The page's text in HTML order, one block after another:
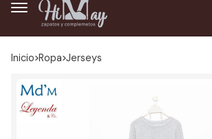
Inicio ropa jerseys